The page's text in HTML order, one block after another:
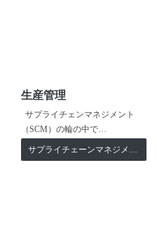
生産管理
サプライチェンマネジメント
（SCM）の輪の中で…
サプライチェーンマネジメント